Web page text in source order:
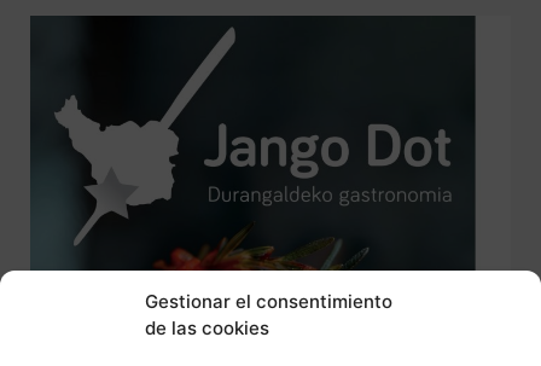
Gestionar el consentimiento
de las cookies